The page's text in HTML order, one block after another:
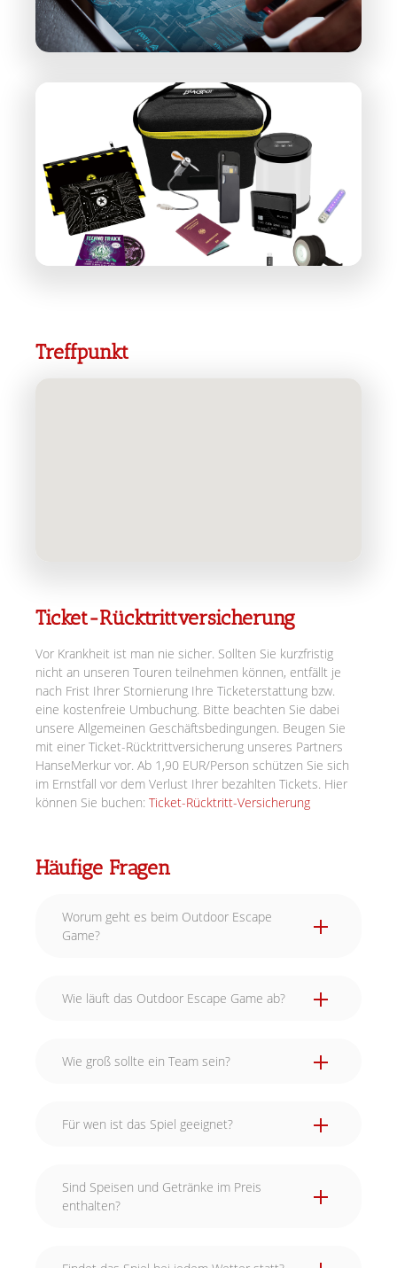
Treffpunkt
Ticket-Rücktrittversicherung
Vor Krankheit ist man nie sicher. Sollten Sie kurzfristig
nicht an unseren Touren teilnehmen können, entfällt je
nach Frist Ihrer Stornierung Ihre Ticketerstattung bzw.
eine kostenfreie Umbuchung. Bitte beachten Sie dabei
unsere Allgemeinen Geschäftsbedingungen. Beugen Sie
mit einer Ticket-Rücktrittversicherung unseres Partners
HanseMerkur vor. Ab 1,90 EUR/Person schützen Sie sich
im Ernstfall vor dem Verlust Ihrer bezahlten Tickets. Hier
können Sie buchen: Ticket-Rücktritt-Versicherung
Häufige Fragen
Worum geht es beim Outdoor Escape
Game?
Wie läuft das Outdoor Escape Game ab?
Wie groß sollte ein Team sein?
Für wen ist das Spiel geeignet?
Sind Speisen und Getränke im Preis
enthalten?